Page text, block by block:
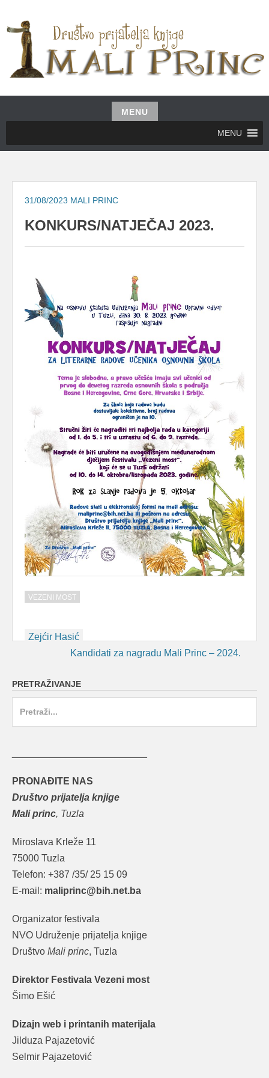
content
MALI PRINC
MENU
to
MENU
31/08/2023 MALI PRINC
KONKURS/NATJEČAJ 2023.
VEZENI MOST
Post
navigation
Zejćir Hasić
Kandidati za nagradu Mali Princ – 2024.
PRETRAŽIVANJE
PRONAĐITE NAS
Društvo prijatelja knjige
Mali princ, Tuzla
Miroslava Krleže 11
75000 Tuzla
Telefon: +387 /35/ 25 15 09
E-mail: maliprinc@bih.net.ba
Organizator festivala
NVO Udruženje prijatelja knjige
Društvo Mali princ, Tuzla
Direktor Festivala Vezeni most
Šimo Ešić
Dizajn web i printanih materijala
Jilduza Pajazetović
Selmir Pajazetović